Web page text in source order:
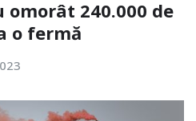
240.000 de
o fermă